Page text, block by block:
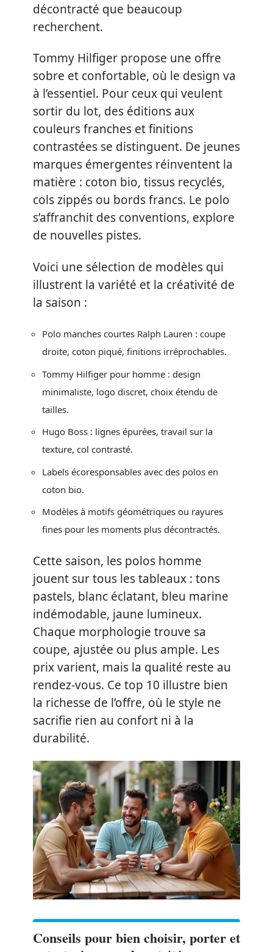
décontracté que beaucoup
recherchent.
Tommy Hilfiger propose une offre
sobre et confortable, où le design va
à l’essentiel. Pour ceux qui veulent
sortir du lot, des éditions aux
couleurs franches et finitions
contrastées se distinguent. De jeunes
marques émergentes réinventent la
matière : coton bio, tissus recyclés,
cols zippés ou bords francs. Le polo
s’affranchit des conventions, explore
de nouvelles pistes.
Voici une sélection de modèles qui
illustrent la variété et la créativité de
la saison :
Polo manches courtes Ralph Lauren : coupe
droite, coton piqué, finitions irréprochables.
Tommy Hilfiger pour homme : design
minimaliste, logo discret, choix étendu de
tailles.
Hugo Boss : lignes épurées, travail sur la
texture, col contrasté.
Labels écoresponsables avec des polos en
coton bio.
Modèles à motifs géométriques ou rayures
fines pour les moments plus décontractés.
Cette saison, les polos homme
jouent sur tous les tableaux : tons
pastels, blanc éclatant, bleu marine
indémodable, jaune lumineux.
Chaque morphologie trouve sa
coupe, ajustée ou plus ample. Les
prix varient, mais la qualité reste au
rendez-vous. Ce top 10 illustre bien
la richesse de l’offre, où le style ne
sacrifie rien au confort ni à la
durabilité.
Conseils pour bien choisir, porter et